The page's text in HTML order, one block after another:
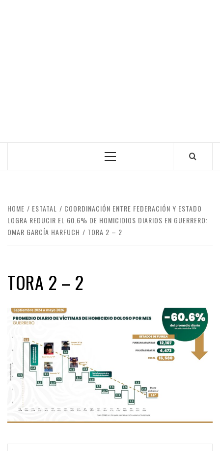
Primary
HOME ESTATAL
COORDINACIÓN ENTRE FEDERACIÓN Y ESTADO
LOGRA REDUCIR EL 60.6% DE HOMICIDIOS DIARIOS EN GUERRERO:
OMAR GARCÍA HARFUCH
TORA 2 – 2
TORA 2 – 2